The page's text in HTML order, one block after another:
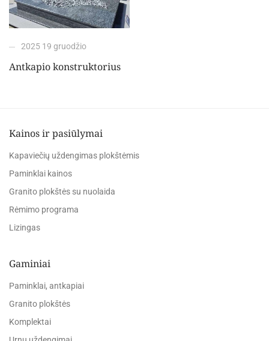
2025 19 gruodžio
Antkapio konstruktorius
Kainos ir pasiūlymai
Kapaviečių uždengimas plokštėmis
Paminklai kainos
Granito plokštės su nuolaida
Rėmimo programa
Lizingas
Gaminiai
Paminklai, antkapiai
Granito plokštės
Komplektai